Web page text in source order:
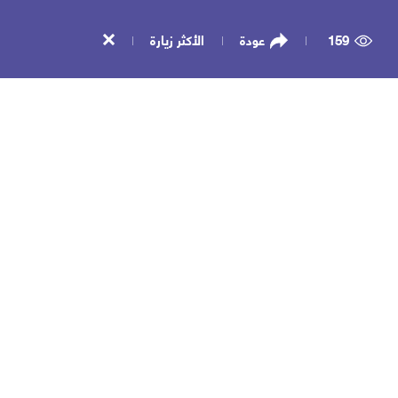
159 عودة الأكثر زيارة